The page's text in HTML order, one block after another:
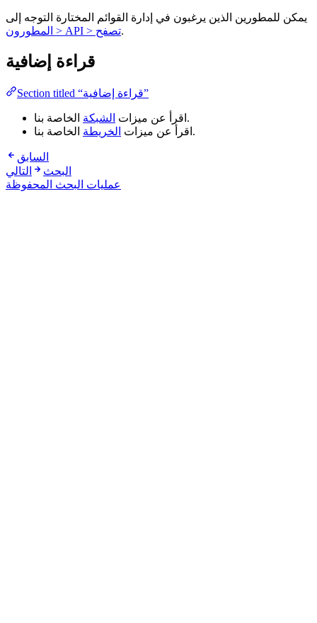
يمكن للمطورين الذين يرغبون في إدارة القوائم المختارة التوجه إلى
المطورون > API > تصفح.
قراءة إضافية
Section titled “قراءة إضافية”
اقرأ عن ميزات الشبكة
الخاصة بنا.
اقرأ عن ميزات الخريطة الخاصة بنا.
السابق
البحث
التالي
عمليات البحث المحفوظة